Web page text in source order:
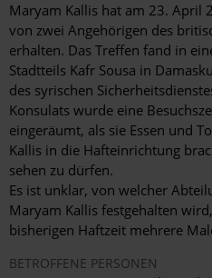
Maryam Kallis hat am 23. April
von zwei Angehörigen des
erhalten. Das Treffen fand in
Stadtteils Kafr Sousa in
des syrischen
Konsulats wurde eine
eingeräumt, als sie Essen und
Kallis in die Hafteinrichtung
sehen zu dürfen.
Es ist unklar, von welcher
Maryam Kallis festgehalten
bisherigen Haftzeit mehrere
BETROFFENE PERSONEN